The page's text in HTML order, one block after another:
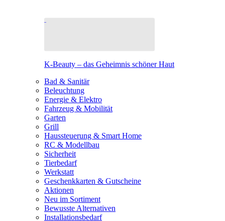
K-Beauty – das Geheimnis schöner Haut
Bad & Sanitär
Beleuchtung
Energie & Elektro
Fahrzeug & Mobilität
Garten
Grill
Haussteuerung & Smart Home
RC & Modellbau
Sicherheit
Tierbedarf
Werkstatt
Geschenkkarten & Gutscheine
Aktionen
Neu im Sortiment
Bewusste Alternativen
Installationsbedarf